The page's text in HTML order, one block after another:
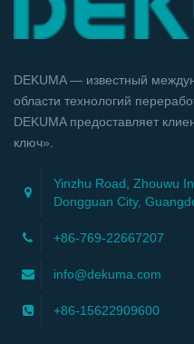
DEKUMA — известный
области технологий
DEKUMA предоставляет
ключ».
Yinzhu Road, Zhouwu
Dongguan City,
+86-769-22667207
info@dekuma.com
+86-15622909600